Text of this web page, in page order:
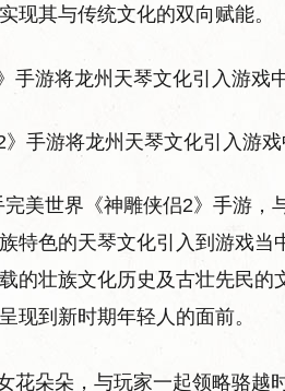
现其与传统文化的双向赋能。
手游将龙州天琴文化引入游戏
美世界《神雕侠侣2》手游，
特色的天琴文化引入到游戏当
的壮族文化历史及古壮先民的
现到新时期年轻人的面前。